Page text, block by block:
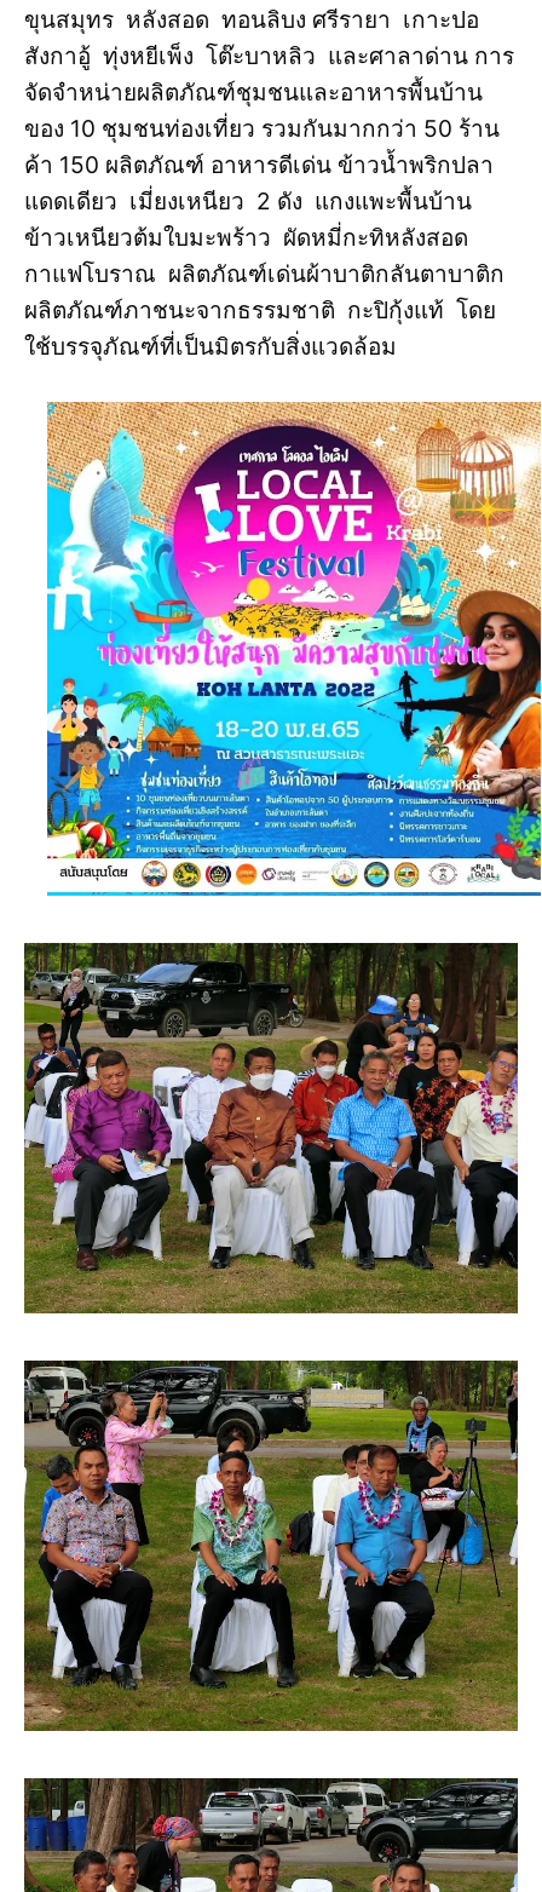
ขุนสมุทร หลังสอด ทอนลิบง ศรีรายา เกาะปอ
สังกาอู้ ทุ่งหยีเพ็ง โต๊ะบาหลิว และศาลาด่าน การ
จัดจำหน่ายผลิตภัณฑ์ชุมชนและอาหารพื้นบ้าน
ของ 10 ชุมชนท่องเที่ยว รวมกันมากกว่า 50 ร้าน
ค้า 150 ผลิตภัณฑ์ อาหารดีเด่น ข้าวน้ำพริกปลา
แดดเดียว เมี่ยงเหนียว 2 ดัง แกงแพะพื้นบ้าน
ข้าวเหนียวต้มใบมะพร้าว ผัดหมี่กะทิหลังสอด
กาแฟโบราณ ผลิตภัณฑ์เด่นผ้าบาติกลันตาบาติก
ผลิตภัณฑ์ภาชนะจากธรรมชาติ กะปิกุ้งแท้ โดย
ใช้บรรจุภัณฑ์ที่เป็นมิตรกับสิ่งแวดล้อม